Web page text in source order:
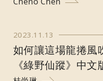
2023.11.13
如何讓這場龍捲風
《綠野仙蹤》中文